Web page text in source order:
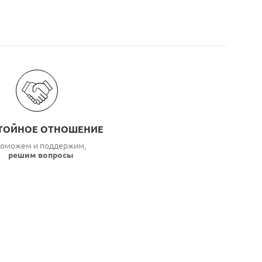
ОТНОШЕНИЕ
и поддержим,
решим вопросы